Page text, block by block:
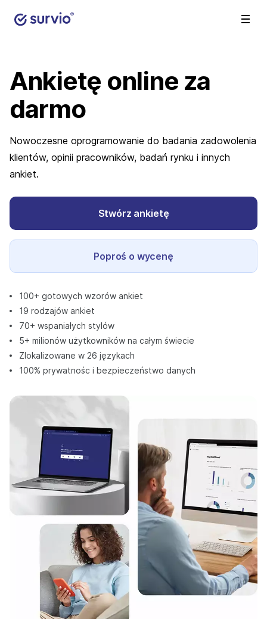
Ankietę online za
darmo
Nowoczesne oprogramowanie do badania zadowolenia
klientów, opinii pracowników, badań rynku i innych
ankiet.
100+ gotowych wzorów ankiet
19 rodzajów ankiet
70+ wspaniałych stylów
5+ milionów użytkowników na całym świecie
Zlokalizowane w 26 językach
100% prywatnośc i bezpieczeństwo danych
Stwórz ankietę
Poproś o wycenę